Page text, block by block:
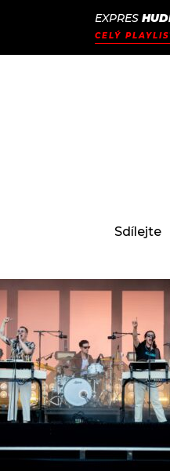
EXPRES
CELÝ
Sdílejte